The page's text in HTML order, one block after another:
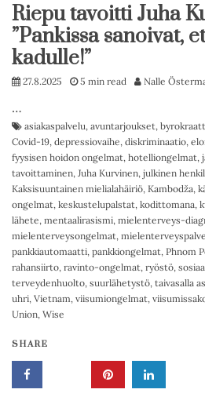
Riepu tavoitti Juha
”Pankissa sanoivat,
kadulle!”
27.8.2025 5 min read Nalle
…
asiakaspalvelu, avuntarjoukset,
Covid-19, depressiovaihe, diskriminaatio,
fyysisen hoidon ongelmat, hotelliongelmat,
tavoittaminen, Juha Kurvinen, julkinen
Kaksisuuntainen mielialahäiriö, Kambodža,
ongelmat, keskustelupalstat, kodittomana,
lähete, mentaalirasismi, mielenterveys-
mielenterveysongelmat,
pankkiautomaatti, pankkiongelmat, Phnom
rahansiirto, ravinto-ongelmat, ryöstö,
terveydenhuolto, suurlähetystö, taivasalla
uhri, Vietnam, viisumiongelmat,
Union, Wise
SHARE